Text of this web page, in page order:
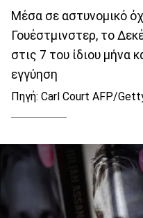
Μέσα σε αστυνομικό
Γουέστμινστερ, το
στις 7 του ίδιου μήνα
εγγύηση
Πηγή: Carl Court AFP/